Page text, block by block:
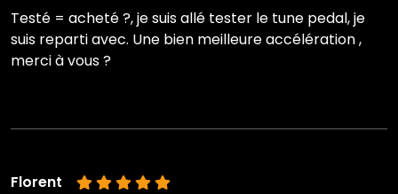
Testé = acheté ?, je suis allé tester le tune pedal, je
suis reparti avec. Une bien meilleure accélération ,
merci à vous ?
Florent